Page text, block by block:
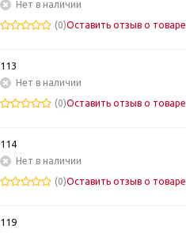
Нет в наличии
(0)Оставить отзыв о товаре
113
Нет в наличии
(0)Оставить отзыв о товаре
114
Нет в наличии
(0)Оставить отзыв о товаре
119